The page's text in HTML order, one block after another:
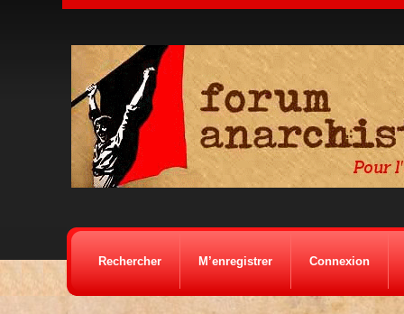
Rechercher M’enregistrer Connexion